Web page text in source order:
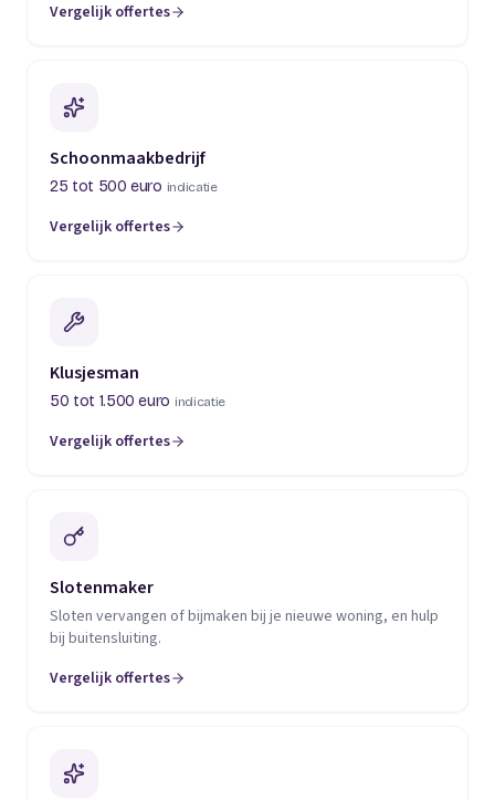
Vergelijk offertes
(opent in een nieuw tabblad)
Schoonmaakbedrijf
25 tot 500 euro indicatie
Vergelijk offertes
(opent in een nieuw tabblad)
Klusjesman
50 tot 1.500 euro indicatie
Vergelijk offertes
(opent in een nieuw tabblad)
Slotenmaker
Sloten vervangen of bijmaken bij je nieuwe woning, en hulp
bij buitensluiting.
Vergelijk offertes
(opent in een nieuw tabblad)